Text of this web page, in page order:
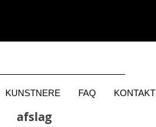
KUNSTNERE FAQ KONTAKT
afslag